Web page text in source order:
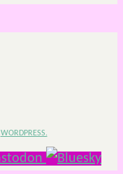
WORDPRESS.